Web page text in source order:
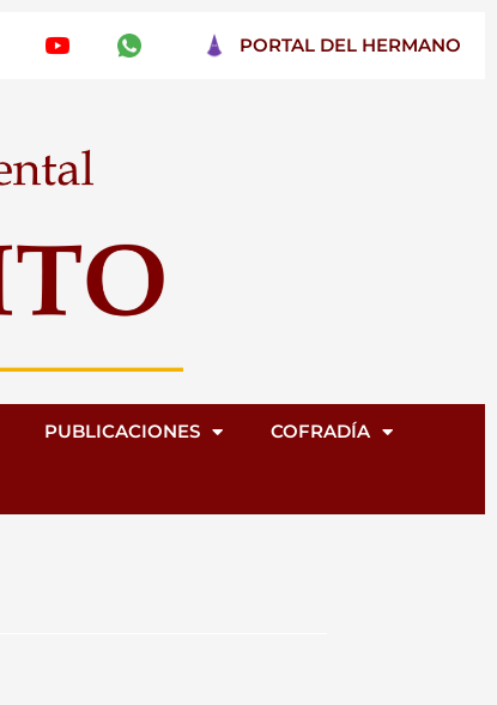
PORTAL DEL HERMANO
PUBLICACIONES COFRADÍA